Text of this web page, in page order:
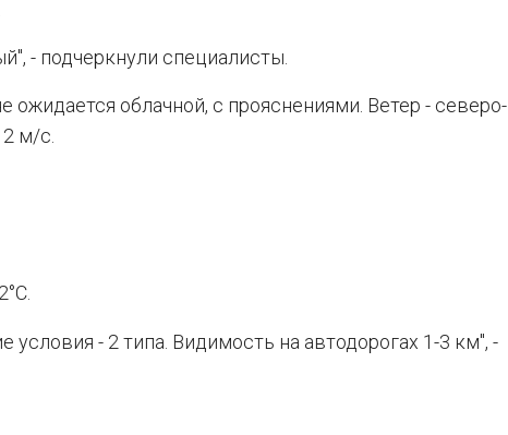
- подчеркнули специалисты.
ожидается облачной, с прояснениями. Ветер - северо-
м/с.
- 2 типа. Видимость на автодорогах 1-3 км", -